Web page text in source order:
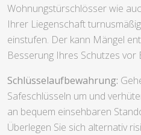
Wohnungstürschlösser wie
Ihrer Liegenschaft
einstufen. Der kann Mängel
Besserung Ihres Schutzes vor
Schlüsselaufbewahrung:
Safeschlüsseln um und
an bequem einsehbaren
Überlegen Sie sich alternativ